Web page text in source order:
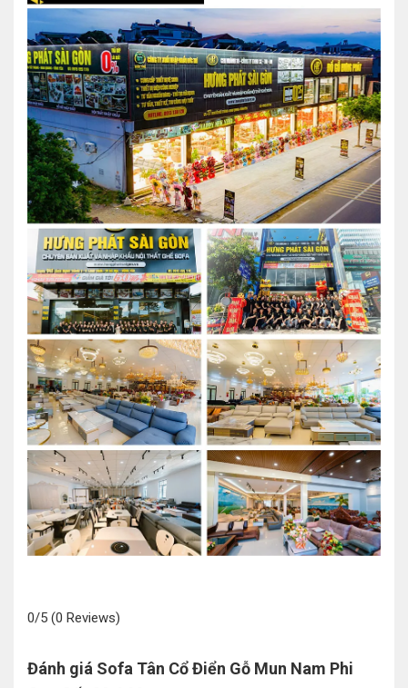
0/5 (0 Reviews)
Đánh giá Sofa Tân Cổ Điển Gỗ Mun Nam Phi